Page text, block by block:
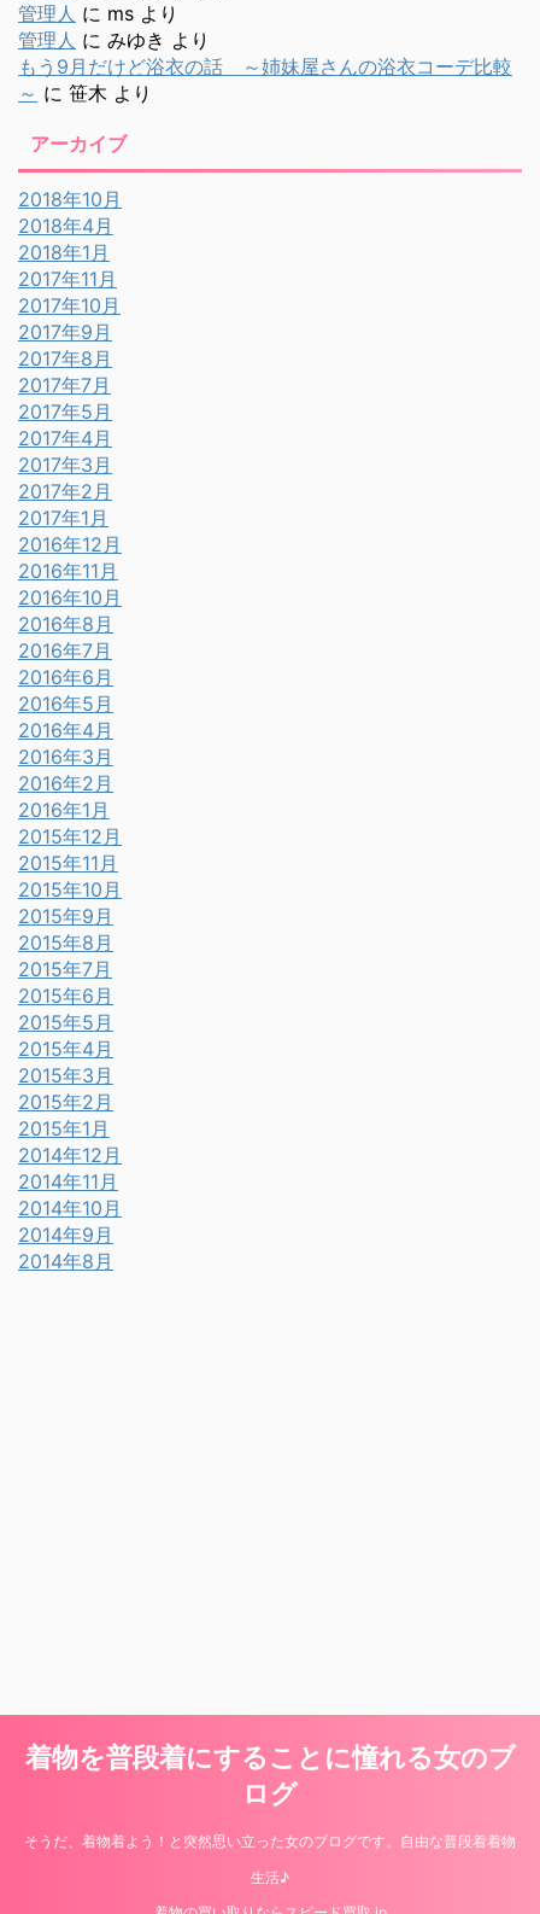
管理人 に ms より
管理人 に みゆき より
もう9月だけど浴衣の話 ～姉妹屋さんの浴衣コーデ比較
～ に 笹木 より
アーカイブ
2018年10月
2018年4月
2018年1月
2017年11月
2017年10月
2017年9月
2017年8月
2017年7月
2017年5月
2017年4月
2017年3月
2017年2月
2017年1月
2016年12月
2016年11月
2016年10月
2016年8月
2016年7月
2016年6月
2016年5月
2016年4月
2016年3月
2016年2月
2016年1月
2015年12月
2015年11月
2015年10月
2015年9月
2015年8月
2015年7月
2015年6月
2015年5月
2015年4月
2015年3月
2015年2月
2015年1月
2014年12月
2014年11月
2014年10月
2014年9月
2014年8月
着物を普段着にすることに憧れる女のブ
ログ
そうだ、着物着よう！と突然思い立った女のブログです。自由な普段着着物
生活♪